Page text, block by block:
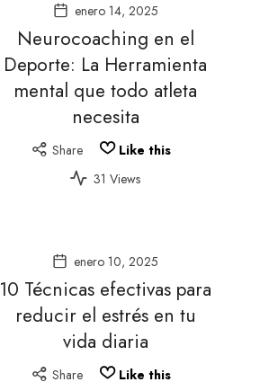
enero 14, 2025
Neurocoaching en el
Deporte: La Herramienta
mental que todo atleta
necesita
Share
Like this
31 Views
enero 10, 2025
10 Técnicas efectivas para
reducir el estrés en tu
vida diaria
Share
Like this